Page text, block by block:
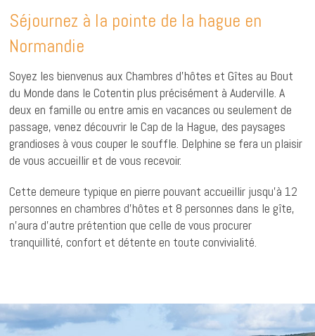
Séjournez à la pointe de la hague en
Normandie
Soyez les bienvenus aux Chambres d’hôtes et Gîtes au Bout
du Monde dans le Cotentin plus précisément à Auderville. A
deux en famille ou entre amis en vacances ou seulement de
passage, venez découvrir le Cap de la Hague, des paysages
grandioses à vous couper le souffle. Delphine se fera un plaisir
de vous accueillir et de vous recevoir.
Cette demeure typique en pierre pouvant accueillir jusqu’à 12
personnes en chambres d’hôtes et 8 personnes dans le gîte,
n’aura d’autre prétention que celle de vous procurer
tranquillité, confort et détente en toute convivialité.